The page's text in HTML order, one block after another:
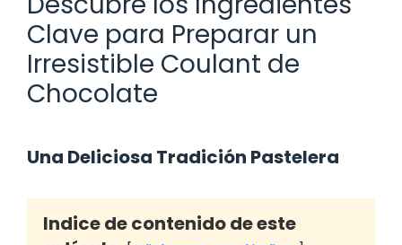
Clave para Preparar un
Irresistible Coulant de
Chocolate
Una Deliciosa Tradición Pastelera
Indice de contenido de este